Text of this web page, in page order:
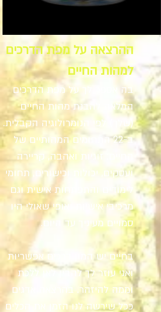
ההרצאה על מפת הדרכים
למהות החיים
בה אספר לך על מפת הדרכים
המלאה להבנת מהות החיים
(שלך) לפי הנומרולוגיה הקבלית.
ב-22 התחומים המהותיים של
החיים: זוגיות ואהבה, קריירה
ועסקים, יכולות וכישורים, תחומי
לימודים והתפתחות אישית וגם
מרכיבי אישיות ואופי שאולי היו
סמויים מעיניך עד היום.
בחיים יש המון דרכים אפשריות
ואני עוזר לך להבין לאן ללכת
וממה להיזהר. בהרצאה אדגים
ככל שירשה לנו הזמן את הכלים